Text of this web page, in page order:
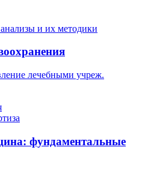
и их методики
лечебными учреж.
фундаментальные